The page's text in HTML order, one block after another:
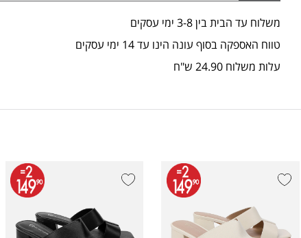
משלוח עד הבית בין 3-8 ימי עסקים
טווח האספקה בסוף עונה הינו עד 14 ימי עסקים
עלות משלוח 24.90 ש"ח